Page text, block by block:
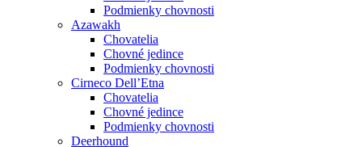
Podmienky chovnosti
Azawakh
Chovatelia
Chovné jedince
Podmienky chovnosti
Cirneco Dell’Etna
Chovatelia
Chovné jedince
Podmienky chovnosti
Deerhound